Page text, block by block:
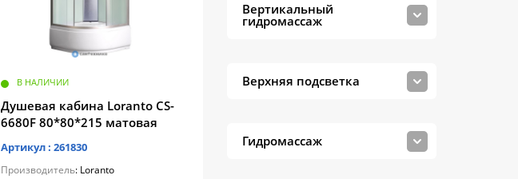
Вертикальный
гидромассаж
Верхняя подсветка
Гидромассаж
В НАЛИЧИИ
Душевая кабина Loranto CS-
6680F 80*80*215 матовая
Артикул : 261830
Производитель: Loranto